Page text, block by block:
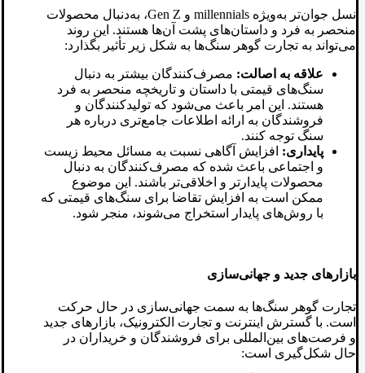
نسل جوان‌تر به‌ویژه millennials و Gen Z، به‌دنبال محصولات
منحصر به فرد و داستان‌های پشت آن‌ها هستند. این روند
می‌تواند به تجارت گوهر سنگ‌ها به شکل زیر تأثیر بگذارد:
علاقه به اصالت: مصرف‌کنندگان بیشتر به دنبال
سنگ‌های قیمتی با داستان و تاریخچه منحصر به فرد
هستند. این امر باعث می‌شود که تولیدکنندگان و
فروشندگان به ارائه اطلاعات جامع‌تری درباره هر
سنگ توجه کنند.
پایداری: افزایش آگاهی نسبت به مسائل محیط زیست
و اجتماعی باعث شده که مصرف‌کنندگان به دنبال
محصولات پایدارتر و اخلاقی‌تر باشند. این موضوع
ممکن است به افزایش تقاضا برای سنگ‌های قیمتی که
با روش‌های پایدار استخراج می‌شوند، منجر شود.
بازارهای جدید و جهانی‌سازی
تجارت گوهر سنگ‌ها به سمت جهانی‌سازی در حال حرکت
است. با گسترش اینترنت و تجارت الکترونیک، بازارهای جدید
و فرصت‌های بین‌المللی برای فروشندگان و خریداران در
حال شکل‌گیری است: